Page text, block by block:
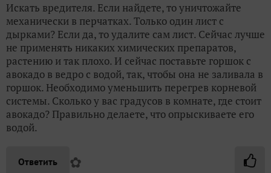
Искать вредителя. Если найдете, то уничтожайте
механически в перчатках. Только один лист с
дырками? Если да, то удалите сам лист. Сейчас лучше
не применять никаких химических препаратов,
растению и так плохо. И сейчас поставьте горшок с
авокадо в ведро с водой, так, чтобы она не заливала в
горшок. Необходимо уменьшить перегрев корневой
системы. Сколько у вас градусов в комнате, где стоит
авокадо? Правильно делаете, что опрыскиваете его
водой.
Ответить ✿